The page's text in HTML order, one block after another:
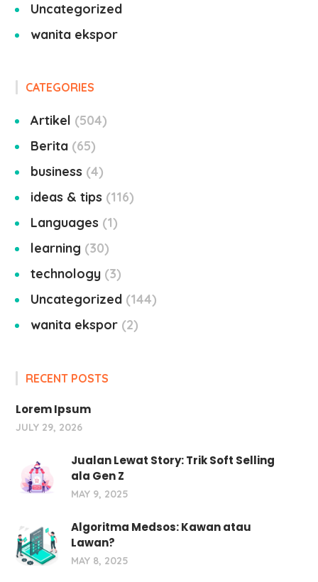
Uncategorized
wanita ekspor
CATEGORIES
Artikel
504
Berita 65
business 4
ideas & tips
116
Languages
1
learning
30
technology 3
Uncategorized 144
wanita ekspor 2
RECENT POSTS
Lorem Ipsum
JULY 29, 2026
Jualan Lewat Story: Trik Soft Selling
ala Gen Z
MAY 9, 2025
Algoritma Medsos: Kawan atau
Lawan?
MAY 8, 2025